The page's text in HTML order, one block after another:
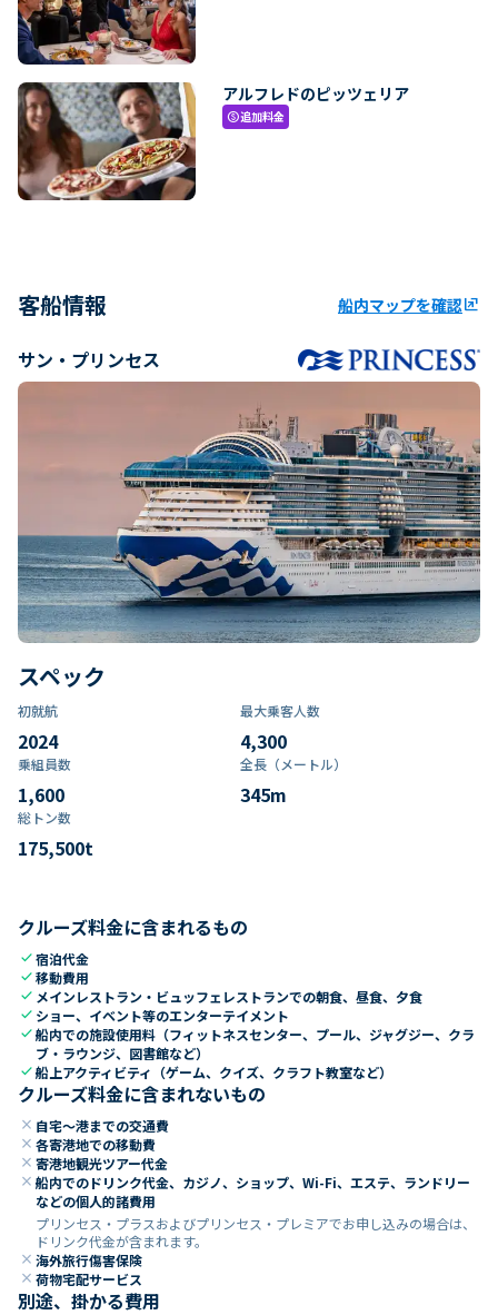
アルフレドのピッツェリア
paid追加料金
客船情報 船内マップを確認ungroup
サン・プリンセス
スペック
初就航
2024
最大乗客人数
4,300
乗組員数​
1,600
全長（メートル）
345m
総トン数​
175,500t
クルーズ料金に含まれるもの
check宿泊代金
check移動費用
check メインレストラン・ビュッフェレストランでの朝食、昼食、夕食
check ショー、イベント等のエンターテイメント
check船内での施設使用料（フィットネスセンター、プール、ジャグジー、クラ
ブ・ラウンジ、図書館など）
check船上アクティビティ（ゲーム、クイズ、クラフト教室など）
クルーズ料金に含まれないもの
close 自宅～港までの交通費
close 各寄港地での移動費
close 寄港地観光ツアー代金
close 船内でのドリンク代金、カジノ、ショップ、Wi-Fi、エステ、ランドリー
などの個人的諸費用
プリンセス・プラスおよびプリンセス・プレミアでお申し込みの場合は、
ドリンク代金が含まれます。
close 海外旅行傷害保険
close 荷物宅配サービス
別途、掛かる費用